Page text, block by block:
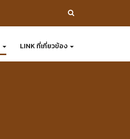
LINK ที่เกี่ยวข้อง